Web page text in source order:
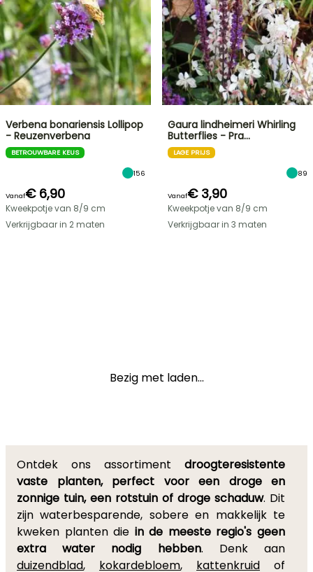
Verbena bonariensis Lollipop
- Reuzenverbena
BETROUWBARE KEUS
156
Vanaf€ 6,90
Kweekpotje van 8/9 cm
Verkrijgbaar in 2 maten
Gaura lindheimeri Whirling
Butterflies - Pra…
LAGE PRIJS
89
Vanaf€ 3,90
Kweekpotje van 8/9 cm
Verkrijgbaar in 3 maten
Bezig met laden...
Ontdek ons assortiment droogteresistente
vaste planten, perfect voor een droge en
zonnige tuin, een rotstuin of droge schaduw. Dit
zijn waterbesparende, sobere en makkelijk te
kweken planten die in de meeste regio's geen
extra water nodig hebben. Denk aan
duizendblad, kokardebloem, kattenkruid of